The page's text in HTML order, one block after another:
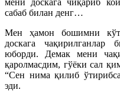
мени доскага чиқариб
сабаб билан денг…
Мен ҳамон бошимни
доскага
юборди. Демак мени
қаролмасдим, гўёки сал
“Сен нима қилиб
эди.